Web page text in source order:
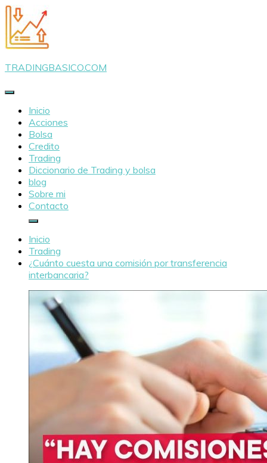
Saltar
al
contenido
TRADINGBASICO.COM
Inicio
Acciones
Bolsa
Credito
Trading
Diccionario de Trading y bolsa
blog
Sobre mi
Contacto
Inicio
Trading
¿Cuánto cuesta una comisión por transferencia
interbancaria?